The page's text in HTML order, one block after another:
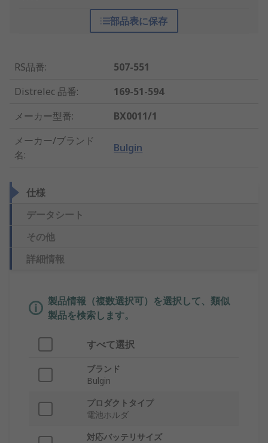
部品表に保存
RS品番:
507-551
Distrelec 品番:
169-51-594
メーカー型番:
BX0011/1
メーカー/ブランド
名:
Bulgin
仕様
データシート
その他
詳細情報
製品情報（複数選択可）を選択して、類似
製品を検索します。
すべて選択
ブランド
Bulgin
プロダクトタイプ
電池ホルダ
対応バッテリサイズ